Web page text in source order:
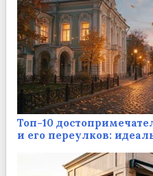
Топ-10
и его переулков: